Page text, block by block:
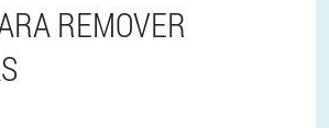
REMOVER